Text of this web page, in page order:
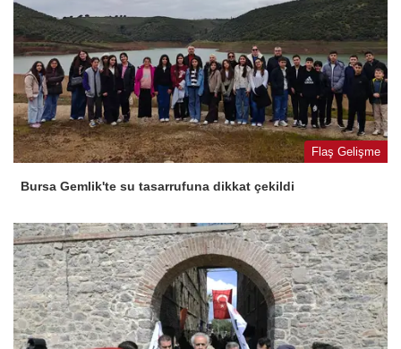
Flaş Gelişme
Bursa Gemlik'te su tasarrufuna dikkat çekildi